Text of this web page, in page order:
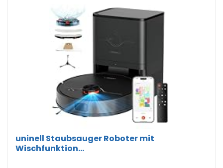
uninell Staubsauger Roboter mit
Wischfunktion...